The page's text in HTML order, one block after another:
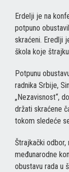
Erdelji je na
potpuno
skraćeni. Eredlji
škola koje
Potpunu
radnika Srbije,
„Nezavisnost“,
držati skraćene
tokom sledeće
Štrajkački
međunarodne
obustavu rada u